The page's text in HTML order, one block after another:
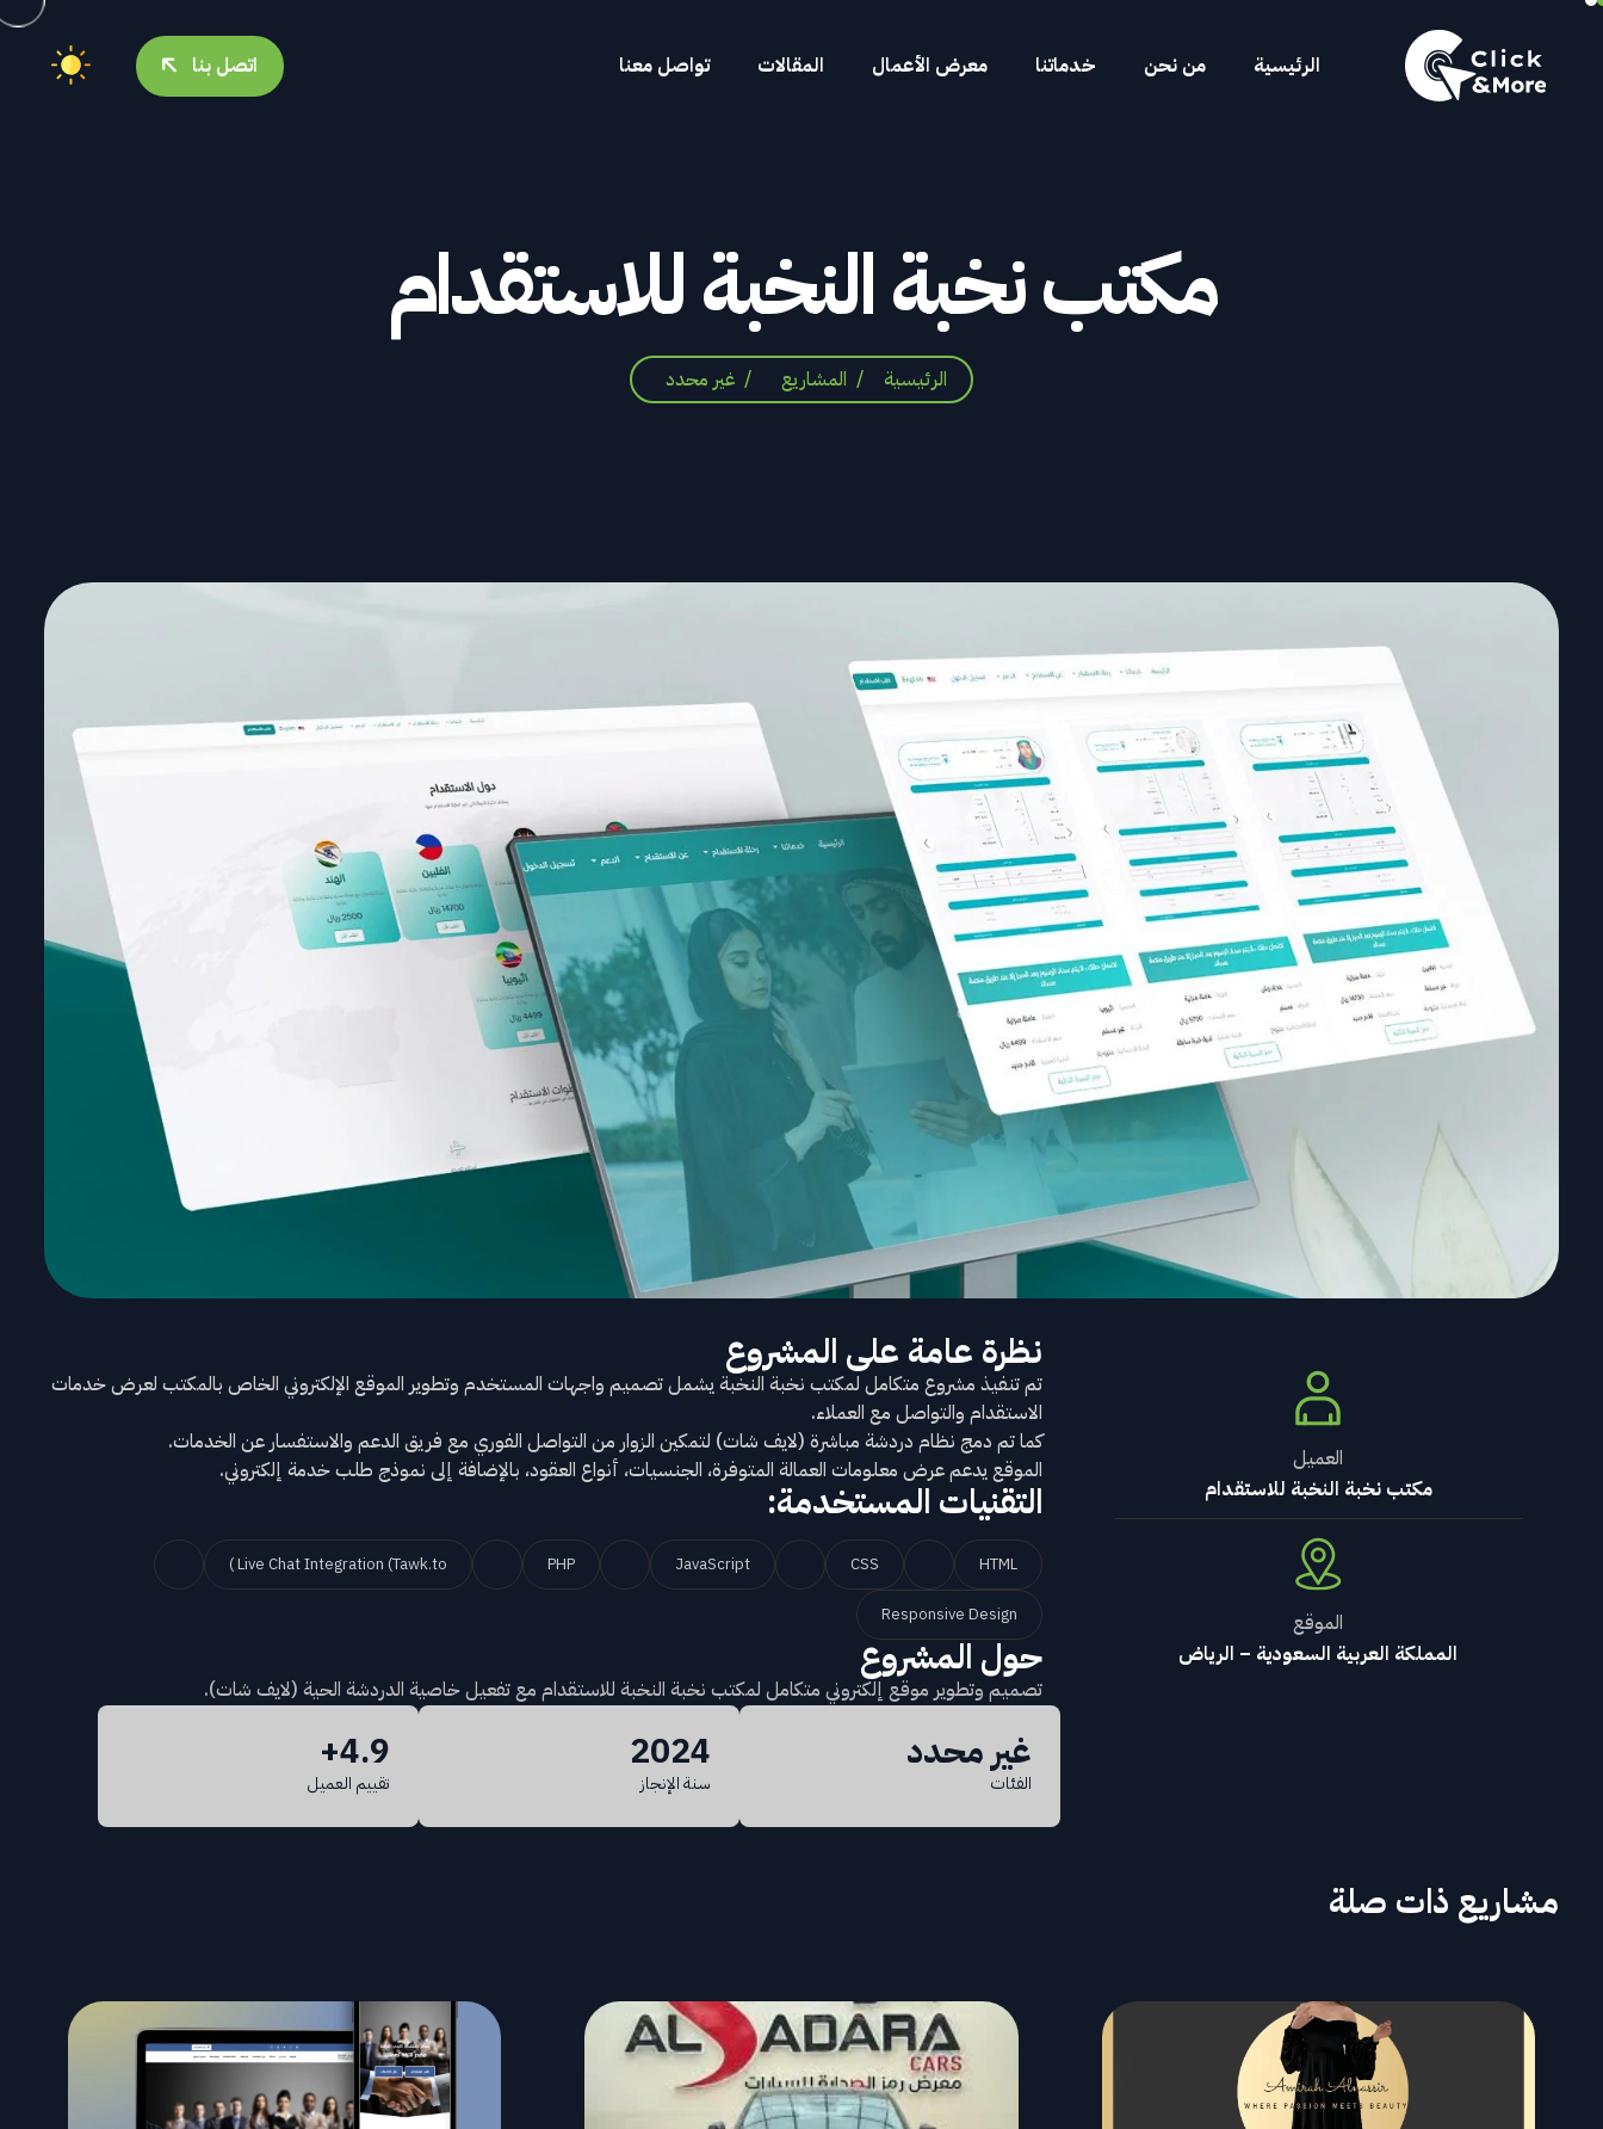
الرئيسية من نحن خدماتنا معرض الأعمال المقالات تواصل معنا اتصل بنا
مكتبنخبةالنخبةللاستقدام
الرئيسية المشاريع غير محدد
العميل
مكتب نخبة النخبة للاستقدام
الموقع
المملكة العربية السعودية – الرياض
نظرة عامة على المشروع
تم تنفيذ مشروع متكامل لمكتب نخبة النخبة يشمل تصميم واجهات المستخدم وتطوير الموقع الإلكتروني الخاص بالمكتب لعرض خدمات
الاستقدام والتواصل مع العملاء.
كما تم دمج نظام دردشة مباشرة (لايف شات) لتمكين الزوار من التواصل الفوري مع فريق الدعم والاستفسار عن الخدمات.
الموقع يدعم عرض معلومات العمالة المتوفرة، الجنسيات، أنواع العقود، بالإضافة إلى نموذج طلب خدمة إلكتروني.
التقنيات المستخدمة:
HTML
CSS
JavaScript
PHP
Live Chat Integration (Tawk.to )
Responsive Design
حول المشروع
تصميم وتطوير موقع إلكتروني متكامل لمكتب نخبة النخبة للاستقدام مع تفعيل خاصية الدردشة الحية (لايف شات).
غير محدد
الفئات
2024
سنة الإنجاز
4.9+
تقييم العميل
مشاريع ذات صلة